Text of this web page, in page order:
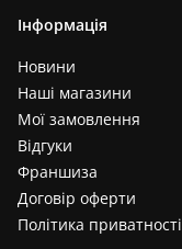
Інформація
Новини
Наші магазини
Мої замовлення
Відгуки
Франшиза
Договір оферти
Політика приватності